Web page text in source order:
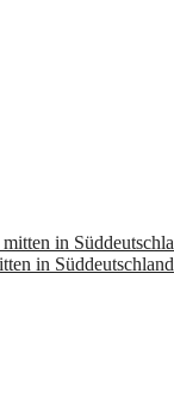
in Süddeutschland